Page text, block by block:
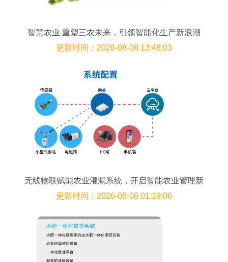
智慧农业 重塑三农未来，引领智能化生产新浪潮
更新时间：2026-08-06 13:48:03
无线物联赋能农业灌溉系统，开启智能农业管理新
篇章
更新时间：2026-08-06 01:19:06